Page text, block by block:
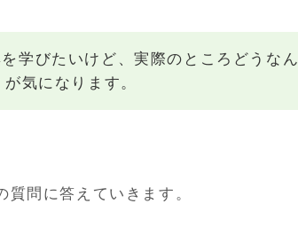
学びたいけど、実際のところどうなん
気になります。
問に答えていきます。